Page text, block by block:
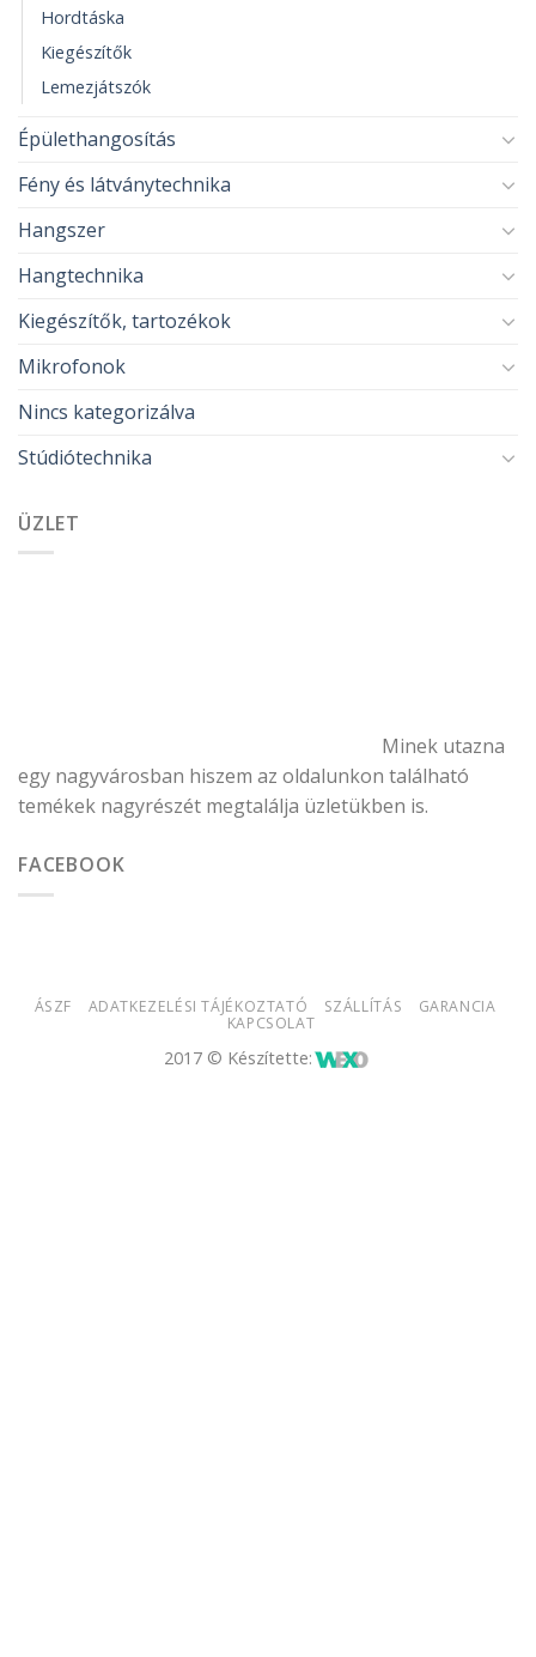
Hordtáska
Kiegészítők
Lemezjátszók
Épülethangosítás
Fény és látványtechnika
Hangszer
Hangtechnika
Kiegészítők, tartozékok
Mikrofonok
Nincs kategorizálva
Stúdiótechnika
ÜZLET
Minek utazna
egy nagyvárosban hiszem az oldalunkon található
temékek nagyrészét megtalálja üzletükben is.
FACEBOOK
ÁSZF ADATKEZELÉSI TÁJÉKOZTATÓ SZÁLLÍTÁS
GARANCIA
KAPCSOLAT
2017 © Készítette: